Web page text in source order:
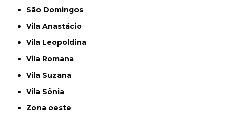
São Domingos
Vila Anastácio
Vila Leopoldina
Vila Romana
Vila Suzana
Vila Sônia
Zona oeste